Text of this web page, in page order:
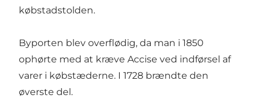
købstadstolden.
Byporten blev overflødig, da man i 1850
ophørte med at kræve Accise ved indførsel af
varer i købstæderne. I 1728 brændte den
øverste del.